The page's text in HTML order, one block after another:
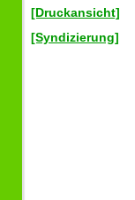
[Druckansicht]
[Syndizierung]